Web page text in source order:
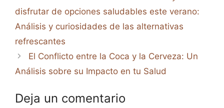
disfrutar de opciones saludables este verano:
Análisis y curiosidades de las alternativas
refrescantes
El Conflicto entre la Coca y la Cerveza: Un
Análisis sobre su Impacto en tu Salud
Deja un comentario